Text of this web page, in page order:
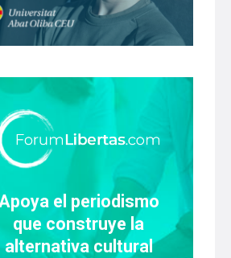
el periodismo
que construye la
alternativa cultural